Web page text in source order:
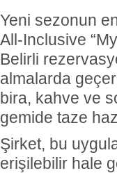
Yeni sezonun
All-Inclusive
Belirli
almalarda
bira, kahve ve
gemide taze
Şirket, bu
erişilebilir hale